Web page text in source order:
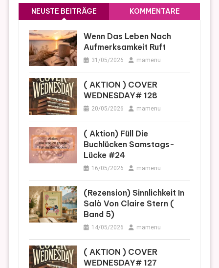
NEUSTE BEITRÄGE KOMMENTARE
Wenn Das Leben Nach
Aufmerksamkeit Ruft
31/05/2026 mamenu
( AKTION ) COVER
WEDNESDAY# 128
20/05/2026 mamenu
( Aktion) Füll Die
Buchlücken Samstags-
Lücke #24
16/05/2026 mamenu
(Rezension) Sinnlichkeit In
Salò Von Claire Stern (
Band 5)
14/05/2026 mamenu
( AKTION ) COVER
WEDNESDAY# 127